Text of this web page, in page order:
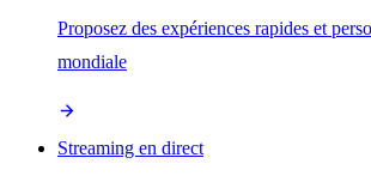
Proposez des expériences rapides et
mondiale
Streaming en direct